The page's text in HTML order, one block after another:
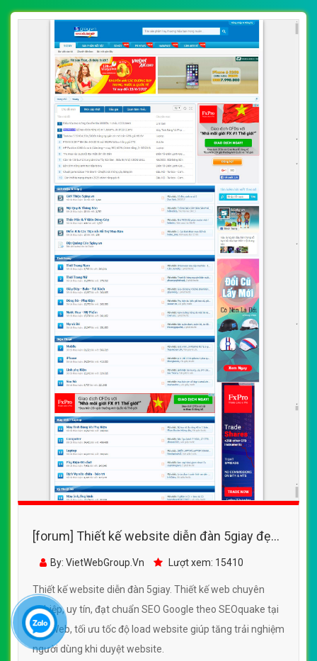
[forum] Thiết kế website diễn đàn 5giay đẹp,
chuyên nghiệp chuẩn SEO
By: VietWebGroup.Vn Lượt xem: 15410
Thiết kế website diễn đàn 5giay. Thiết kế web chuyên
nghiệp, uy tín, đạt chuẩn SEO Google theo SEOquake tại
VietWeb, tối ưu tốc độ load website giúp tăng trải nghiệm
người dùng khi duyệt website.